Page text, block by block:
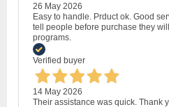
26 May 2026
Easy to handle. Prduct ok. Good
tell people before purchase they
programs.
Verified buyer
14 May 2026
Their assistance was quick. Thank